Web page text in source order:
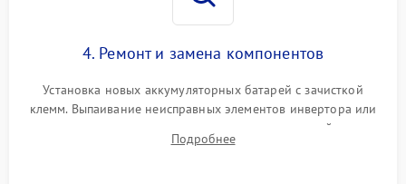
4. Ремонт и замена компонентов
Установка новых аккумуляторных батарей с зачисткой
клемм. Выпаивание неисправных элементов инвертора или
цепи зарядки и монтаж новых радиодеталей.
Восстановление поврежденных токоведущих дорожек и
Подробнее